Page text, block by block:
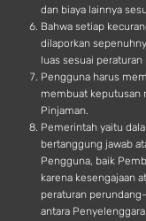
dan biaya lainnya
Bahwa setiap
dilaporkan
luas sesuai
Pengguna harus
membuat keputusan
Pinjaman.
Pemerintah yaitu
bertanggung jawab
Pengguna, baik
karena kesengajaan
peraturan
antara